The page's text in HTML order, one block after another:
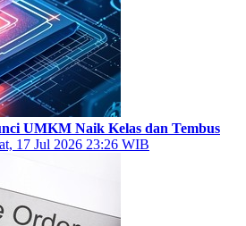
UMKM Naik Kelas dan Tembus
17 Jul 2026 23:26 WIB